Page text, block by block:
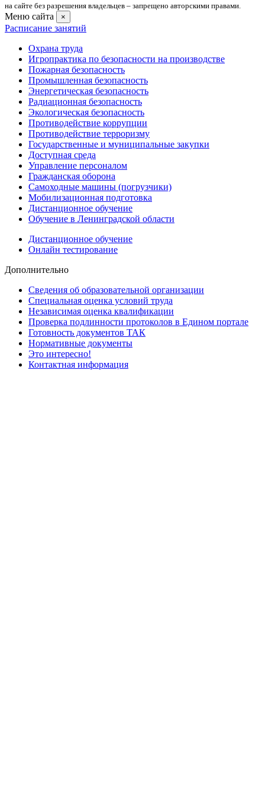
на сайте без разрешения владельцев – запрещено авторскими правами.
Меню сайта ×
Расписание занятий
Охрана труда
Игропрактика по безопасности на производстве
Пожарная безопасность
Промышленная безопасность
Энергетическая безопасность
Радиационная безопасность
Экологическая безопасность
Противодействие коррупции
Противодействие терроризму
Государственные и муниципальные закупки
Доступная среда
Управление персоналом
Гражданская оборона
Самоходные машины (погрузчики)
Мобилизационная подготовка
Дистанционное обучение
Обучение в Ленинградской области
Дистанционное обучение
Онлайн тестирование
Дополнительно
Сведения об образовательной организации
Cпециальная оценка условий труда
Независимая оценка квалификации
Проверка подлинности протоколов в Едином портале
Готовность документов ТАК
Нормативные документы
Это интересно!
Контактная информация